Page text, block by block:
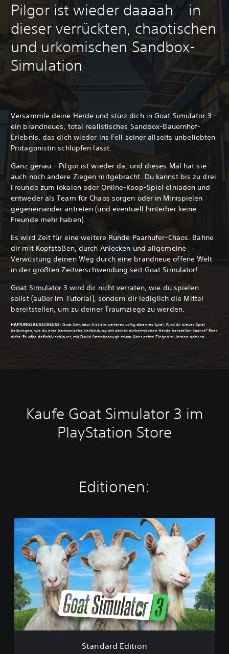
Pilgor ist wieder daaaah – in
dieser verrückten, chaotischen
und urkomischen Sandbox-
Simulation
Versammle deine Herde und stürz dich in Goat Simulator 3 –
ein brandneues, total realistisches Sandbox-Bauernhof-
Erlebnis, das dich wieder ins Fell seiner allseits unbeliebten
Protagonistin schlüpfen lässt.
Ganz genau – Pilgor ist wieder da, und dieses Mal hat sie
auch noch andere Ziegen mitgebracht. Du kannst bis zu drei
Freunde zum lokalen oder Online-Koop-Spiel einladen und
entweder als Team für Chaos sorgen oder in Minispielen
gegeneinander antreten (und eventuell hinterher keine
Freunde mehr haben).
Es wird Zeit für eine weitere Runde Paarhufer-Chaos. Bahne
dir mit Kopfstößen, durch Anlecken und allgemeine
Verwüstung deinen Weg durch eine brandneue offene Welt
in der größten Zeitverschwendung seit Goat Simulator!
Goat Simulator 3 wird dir nicht verraten, wie du spielen
sollst (außer im Tutorial), sondern dir lediglich die Mittel
bereitstellen, um zu deiner Traumziege zu werden.
HAFTUNGSAUSSCHLUSS: Goat Simulator 3 ist ein weiteres völlig albernes Spiel. Wird dir dieses Spiel
beibringen, wie du eine harmonische Verbindung mit deiner einheimischen Herde herstellen kannst? Eher
nicht. Es wäre definitiv schlauer, mit David Attenborough etwas über echte Ziegen zu lernen oder so.
Kaufe Goat Simulator 3 im
PlayStation Store
Editionen:
S
t
a
r
d
E
d
i
t
Standard Edition